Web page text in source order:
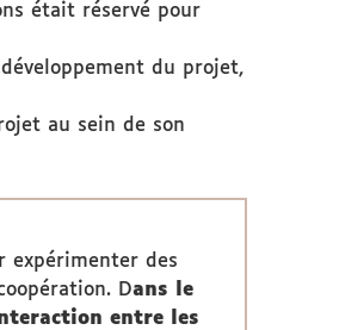
était réservé pour
du projet,
au sein de son
expérimenter des
Dans le
entre les